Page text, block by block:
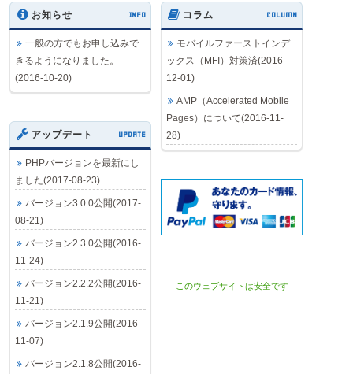
お知らせ INFO
一般の方でもお申し込みで
きるようになりました。
(2016-10-20)
コラム COLUMN
モバイルファーストインデ
ックス（MFI）対策済(2016-
12-01)
AMP（Accelerated Mobile
Pages）について(2016-11-
28)
アップデート UPDATE
PHPバージョンを最新にし
ました(2017-08-23)
バージョン3.0.0公開(2017-
08-21)
バージョン2.3.0公開(2016-
11-24)
バージョン2.2.2公開(2016-
11-21)
バージョン2.1.9公開(2016-
11-07)
バージョン2.1.8公開(2016-
このウェブサイトは安全です